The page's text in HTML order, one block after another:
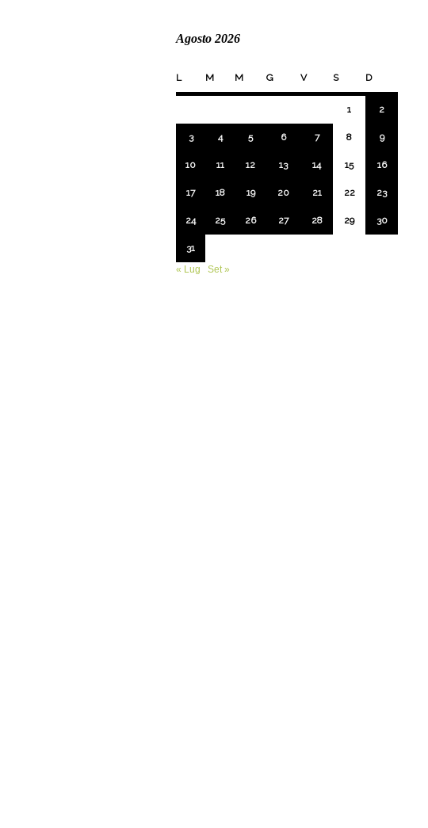
Agosto 2026
L M M G V S D
1 2
3 4 5 6 7 8 9
10 11 12 13 14 15 16
17 18 19 20 21 22 23
24 25 26 27 28 29 30
31
« Lug
Set »